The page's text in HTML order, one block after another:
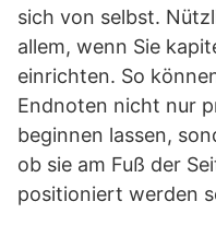
sich von selbst.
allem, wenn Sie
einrichten. So
Endnoten nicht nur
beginnen lassen,
ob sie am Fuß der
positioniert werden